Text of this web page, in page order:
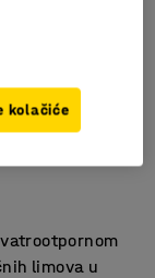
Slični proizvodi
limova u
kolačiće